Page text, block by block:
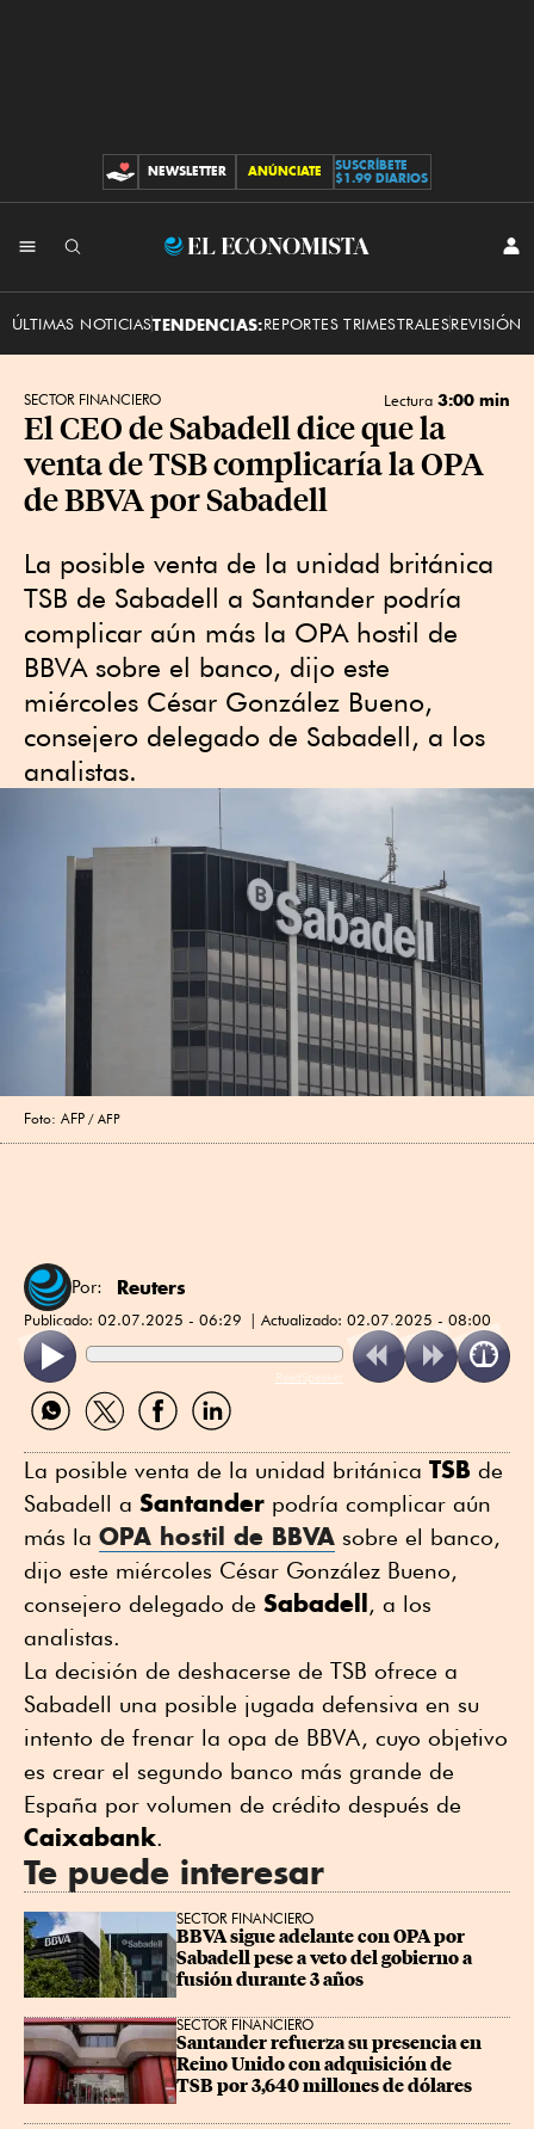
CONTRIBUCIONES
NEWSLETTER ANÚNCIATE
SUSCRÍBETE
$1.99 DIARIOS
El
ÚLTIMAS NOTICIASTENDENCIAS:REPORTES TRIMESTRALESREVISIÓN
SECTOR FINANCIERO Lectura 3:00 min
El CEO de Sabadell dice que la
venta de TSB complicaría la OPA
de BBVA por Sabadell
La posible venta de la unidad británica
TSB de Sabadell a Santander podría
complicar aún más la OPA hostil de
BBVA sobre el banco, dijo este
miércoles César González Bueno,
consejero delegado de Sabadell, a los
analistas.
Foto: AFP AFP
Por: Reuters
Publicado: 02.07.2025 - 06:29 Actualizado: 02.07.2025 - 08:00
ReadSpeaker
Compartir
por
Compartir
por
Compartir
por
Compartir
por
La posible venta de la unidad británica TSB de
Sabadell a Santander podría complicar aún
más la OPA hostil de BBVA sobre el banco,
dijo este miércoles César González Bueno,
consejero delegado de Sabadell, a los
analistas.
La decisión de deshacerse de TSB ofrece a
Sabadell una posible jugada defensiva en su
intento de frenar la opa de BBVA, cuyo objetivo
es crear el segundo banco más grande de
España por volumen de crédito después de
Caixabank.
Te puede interesar
SECTOR FINANCIERO
BBVA sigue adelante con OPA por
Sabadell pese a veto del gobierno a
fusión durante 3 años
SECTOR FINANCIERO
Santander refuerza su presencia en
Reino Unido con adquisición de
TSB por 3,640 millones de dólares